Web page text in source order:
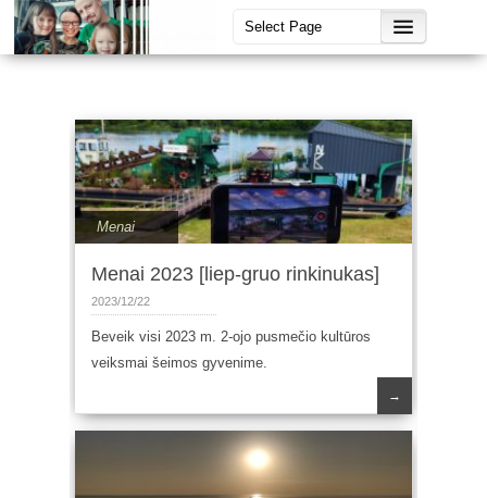
Menai
Menai 2023 [liep-gruo rinkinukas]
2023/12/22
Beveik visi 2023 m. 2-ojo pusmečio kultūros
veiksmai šeimos gyvenime.
→